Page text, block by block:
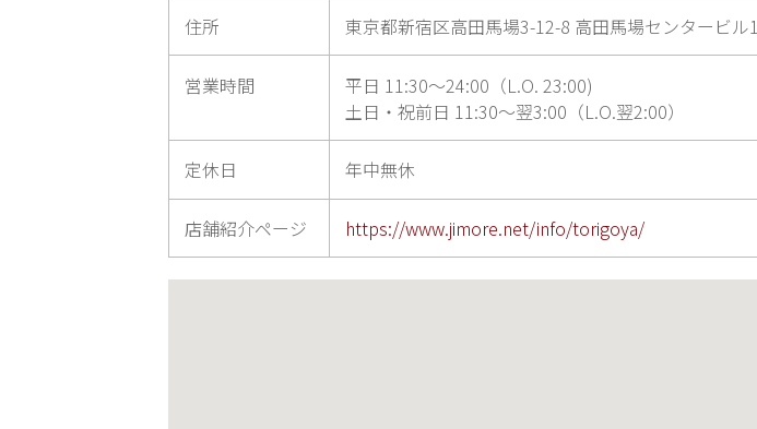
住所 東京都新宿区高田馬場3-12-8 高田馬場センタービル
営業時間
平日 11:30～24:00（L.O. 23:00)
土日・祝前日 11:30～翌3:00（L.O.翌2:00）
定休日 年中無休
店舗紹介ページ https://www.jimore.net/info/torigoya/